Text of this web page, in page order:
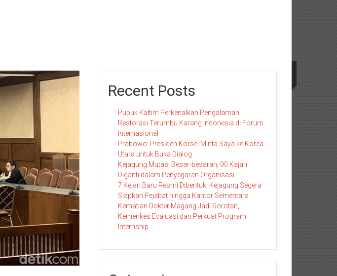
Recent Posts
Pupuk Kaltim Perkenalkan Pengalaman
Restorasi Terumbu Karang Indonesia di Forum
Internasional
Prabowo: Presiden Korsel Minta Saya ke Korea
Utara untuk Buka Dialog
Kejagung Mutasi Besar-besaran, 90 Kajari
Diganti dalam Penyegaran Organisasi
7 Kejari Baru Resmi Dibentuk, Kejagung Segera
Siapkan Pejabat hingga Kantor Sementara
Kematian Dokter Magang Jadi Sorotan,
Kemenkes Evaluasi dan Perkuat Program
Internship